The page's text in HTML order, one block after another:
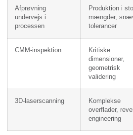
Afprøvning
undervejs i
processen
Produktion i
mængder,
tolerancer
CMM-inspektion
Kritiske
dimensioner,
geometrisk
validering
3D-laserscanning
Komplekse
overflader,
engineering